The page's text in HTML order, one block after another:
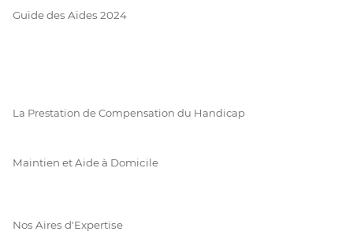
Guide des Aides 2024
La Prestation de Compensation du Handicap
Maintien et Aide à Domicile
Nos Aires d'Expertise